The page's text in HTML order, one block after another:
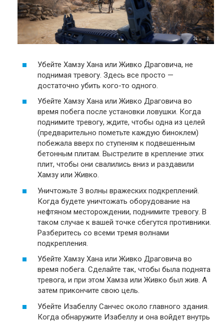
Убейте Хамзу Хана или Живко Драговича, не
поднимая тревогу. Здесь все просто —
достаточно убить кого-то одного.
Убейте Хамзу Хана или Живко Драговича во
время побега после установки ловушки. Когда
поднимите тревогу, ждите, чтобы одна из целей
(предварительно пометьте каждую биноклем)
побежала вверх по ступеням к подвешенным
бетонным плитам. Выстрелите в крепление этих
плит, чтобы они свалились вниз и раздавили
Хамзу или Живко.
Уничтожьте 3 волны вражеских подкреплений.
Когда будете уничтожать оборудование на
нефтяном месторождении, поднимите тревогу. В
таком случае к вашей точке сбегутся противники.
Разберитесь со всеми тремя волнами
подкрепления.
Убейте Хамзу Хана или Живко Драговича во
время побега. Сделайте так, чтобы была поднята
тревога, и при этом Хамза или Живко был жив. А
затем прикончите свою цель.
Убейте Изабеллу Санчес около главного здания.
Когда обнаружите Изабеллу и она войдет внутрь